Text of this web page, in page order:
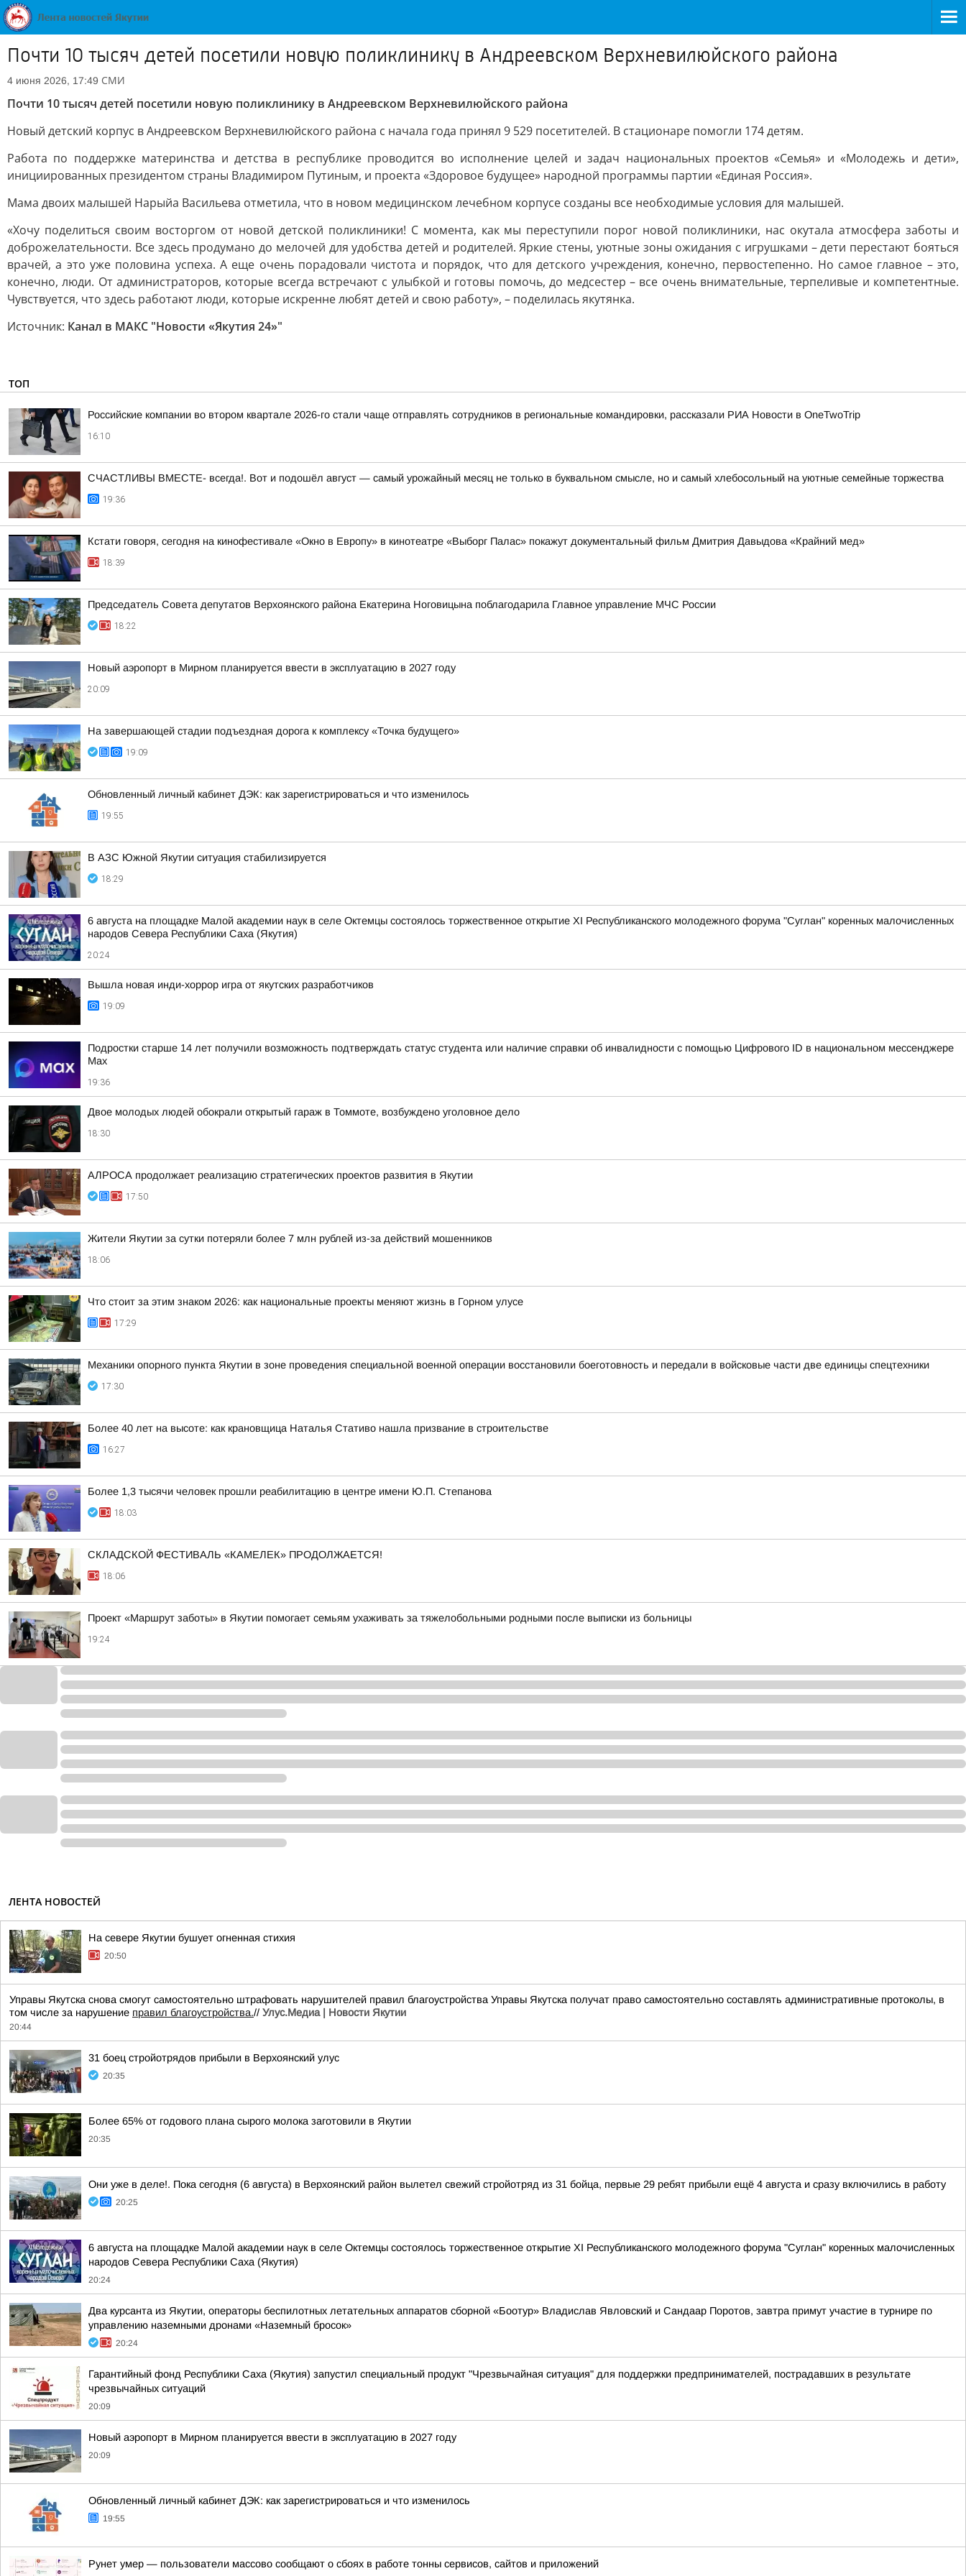
Почти 10 тысяч детей посетили новую поликлинику в Андреевском Верхневилюйского района
4 июня 2026, 17:49 СМИ
Почти 10 тысяч детей посетили новую поликлинику в Андреевском Верхневилюйского района
Новый детский корпус в Андреевском Верхневилюйского района с начала года принял 9 529 посетителей. В стационаре помогли 174 детям.
Работа по поддержке материнства и детства в республике проводится во исполнение целей и задач национальных проектов «Семья» и «Молодежь и дети»,
инициированных президентом страны Владимиром Путиным, и проекта «Здоровое будущее» народной программы партии «Единая Россия».
Мама двоих малышей Нарыйа Васильева отметила, что в новом медицинском лечебном корпусе созданы все необходимые условия для малышей.
«Хочу поделиться своим восторгом от новой детской поликлиники! С момента, как мы переступили порог новой поликлиники, нас окутала атмосфера заботы и
доброжелательности. Все здесь продумано до мелочей для удобства детей и родителей. Яркие стены, уютные зоны ожидания с игрушками – дети перестают бояться
врачей, а это уже половина успеха. А еще очень порадовали чистота и порядок, что для детского учреждения, конечно, первостепенно. Но самое главное – это,
конечно, люди. От администраторов, которые всегда встречают с улыбкой и готовы помочь, до медсестер – все очень внимательные, терпеливые и компетентные.
Чувствуется, что здесь работают люди, которые искренне любят детей и свою работу», – поделилась якутянка.
Источник: Канал в МАКС "Новости «Якутия 24»"
ТОП
Российские компании во втором квартале 2026-го стали чаще отправлять сотрудников в региональные командировки, рассказали РИА Новости в OneTwoTrip
16:10
СЧАСТЛИВЫ ВМЕСТЕ- всегда!. Вот и подошёл август — самый урожайный месяц не только в буквальном смысле, но и самый хлебосольный на уютные семейные торжества
19:36
Кстати говоря, сегодня на кинофестивале «Окно в Европу» в кинотеатре «Выборг Палас» покажут документальный фильм Дмитрия Давыдова «Крайний мед»
18:39
Председатель Совета депутатов Верхоянского района Екатерина Ноговицына поблагодарила Главное управление МЧС России
18:22
Новый аэропорт в Мирном планируется ввести в эксплуатацию в 2027 году
20:09
На завершающей стадии подъездная дорога к комплексу «Точка будущего»
19:09
Обновленный личный кабинет ДЭК: как зарегистрироваться и что изменилось
19:55
В АЗС Южной Якутии ситуация стабилизируется
18:29
6 августа на площадке Малой академии наук в селе Октемцы состоялось торжественное открытие XI Республиканского молодежного форума "Суглан" коренных малочисленных
народов Севера Республики Саха (Якутия)
20:24
Вышла новая инди-хоррор игра от якутских разработчиков
19:09
Подростки старше 14 лет получили возможность подтверждать статус студента или наличие справки об инвалидности с помощью Цифрового ID в национальном мессенджере
Мах
19:36
Двое молодых людей обокрали открытый гараж в Томмоте, возбуждено уголовное дело
18:30
АЛРОСА продолжает реализацию стратегических проектов развития в Якутии
17:50
Жители Якутии за сутки потеряли более 7 млн рублей из-за действий мошенников
18:06
Что стоит за этим знаком 2026: как национальные проекты меняют жизнь в Горном улусе
17:29
Механики опорного пункта Якутии в зоне проведения специальной военной операции восстановили боеготовность и передали в войсковые части две единицы спецтехники
17:30
Более 40 лет на высоте: как крановщица Наталья Стативо нашла призвание в строительстве
16:27
Более 1,3 тысячи человек прошли реабилитацию в центре имени Ю.П. Степанова
18:03
СКЛАДСКОЙ ФЕСТИВАЛЬ «КАМЕЛЕК» ПРОДОЛЖАЕТСЯ!
18:06
Проект «Маршрут заботы» в Якутии помогает семьям ухаживать за тяжелобольными родными после выписки из больницы
19:24
ЛЕНТА НОВОСТЕЙ
На севере Якутии бушует огненная стихия
20:50
Управы Якутска снова смогут самостоятельно штрафовать нарушителей правил благоустройства Управы Якутска получат право самостоятельно составлять административные протоколы, в
том числе за нарушение правил благоустройства.// Улус.Медиа | Новости Якутии
20:44
31 боец стройотрядов прибыли в Верхоянский улус
20:35
Более 65% от годового плана сырого молока заготовили в Якутии
20:35
Они уже в деле!. Пока сегодня (6 августа) в Верхоянский район вылетел свежий стройотряд из 31 бойца, первые 29 ребят прибыли ещё 4 августа и сразу включились в работу
20:25
6 августа на площадке Малой академии наук в селе Октемцы состоялось торжественное открытие XI Республиканского молодежного форума "Суглан" коренных малочисленных
народов Севера Республики Саха (Якутия)
20:24
Два курсанта из Якутии, операторы беспилотных летательных аппаратов сборной «Боотур» Владислав Явловский и Сандаар Поротов, завтра примут участие в турнире по
управлению наземными дронами «Наземный бросок»
20:24
Гарантийный фонд Республики Саха (Якутия) запустил специальный продукт "Чрезвычайная ситуация" для поддержки предпринимателей, пострадавших в результате
чрезвычайных ситуаций
20:09
Новый аэропорт в Мирном планируется ввести в эксплуатацию в 2027 году
20:09
Обновленный личный кабинет ДЭК: как зарегистрироваться и что изменилось
19:55
Рунет умер — пользователи массово сообщают о сбоях в работе тонны сервисов, сайтов и приложений